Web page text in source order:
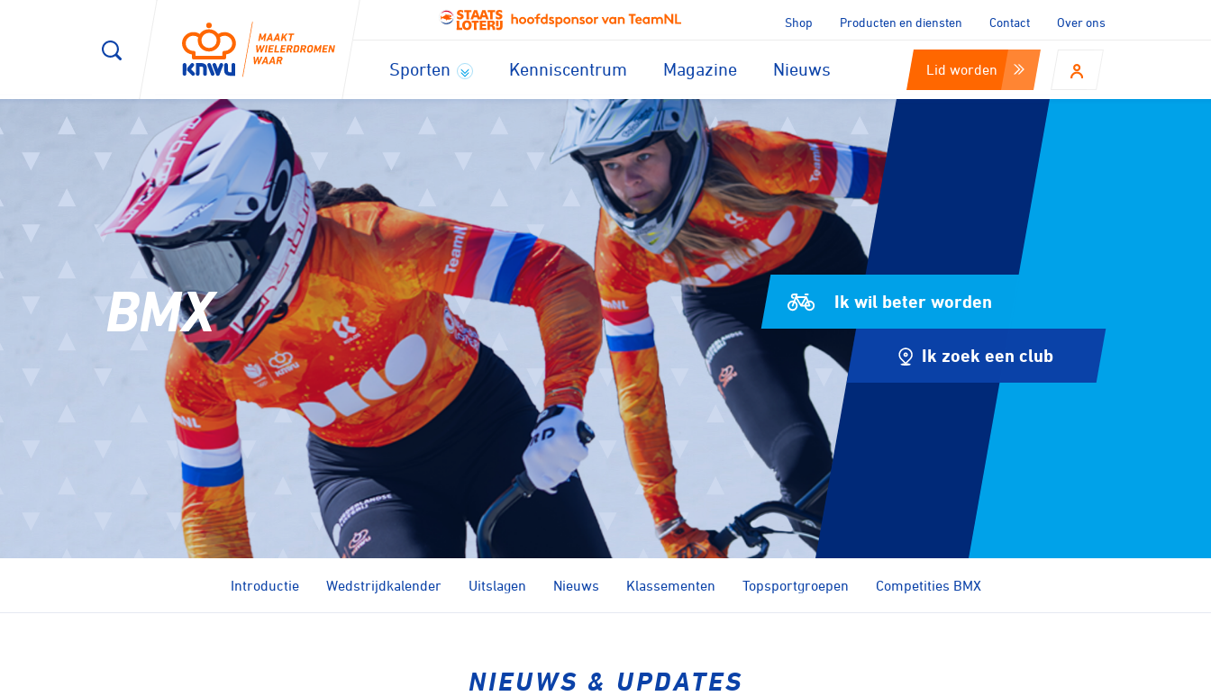
Shop Producten en diensten Contact Over ons
Sporten Kenniscentrum Magazine Nieuws Lid worden
BMX
Mijn niveau
In welke regio zoek je
een club?
Gebruik huidige locatie
2/3
Ik wil beter worden
Ik zoek een club
Introductie Wedstrijdkalender Uitslagen Nieuws Klassementen Topsportgroepen Competities BMX
NIEUWS & UPDATES